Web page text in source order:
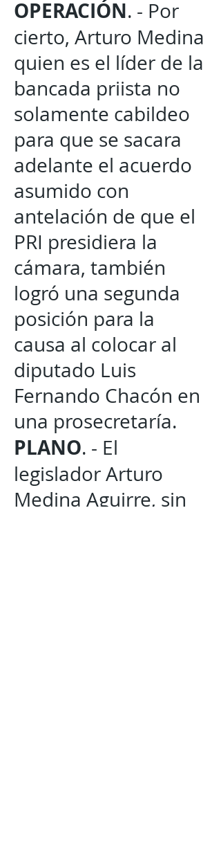
OPERACIÓN. - Por
cierto, Arturo Medina
quien es el líder de la
bancada priista no
solamente cabildeo
para que se sacara
adelante el acuerdo
asumido con
antelación de que el
PRI presidiera la
cámara, también
logró una segunda
posición para la
causa al colocar al
diputado Luis
Fernando Chacón en
una prosecretaría.
PLANO. - El
legislador Arturo
Medina Aguirre, sin